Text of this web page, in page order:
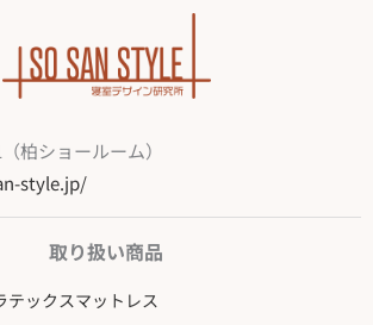
取り扱い商品
テックスマットレス
柏ショールーム）
style.jp/